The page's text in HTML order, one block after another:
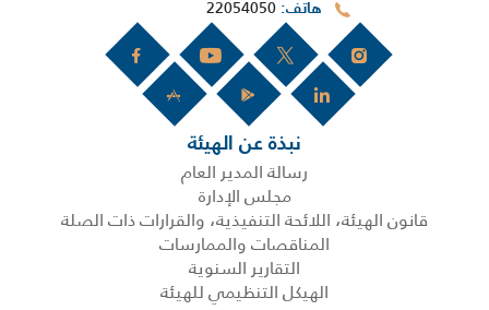
هاتف
نبذة عن الهيئة
رسالة المدير العام
مجلس الإدارة
قانون الهيئة، اللائحة التنفيذية، والقرارات ذات الصلة
المناقصات والممارسات
التقارير السنوية
الهيكل التنظيمي للهيئة